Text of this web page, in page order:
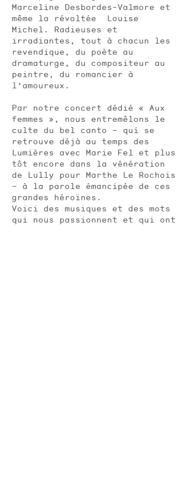
Marceline Desbordes-Valmore et
même la révoltée Louise
Michel. Radieuses et
irradiantes, tout à chacun les
revendique, du poète au
dramaturge, du compositeur au
peintre, du romancier à
l’amoureux.
Par notre concert dédié « Aux
femmes », nous entremêlons le
culte du bel canto – qui se
retrouve déjà au temps des
Lumières avec Marie Fel et plus
tôt encore dans la vénération
de Lully pour Marthe Le Rochois
– à la parole émancipée de ces
grandes héroïnes.
Voici des musiques et des mots
qui nous passionnent et qui ont